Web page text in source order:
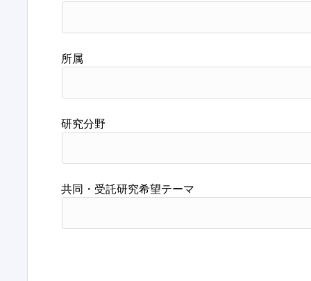
所属
研究分野
共同・受託研究希望テーマ